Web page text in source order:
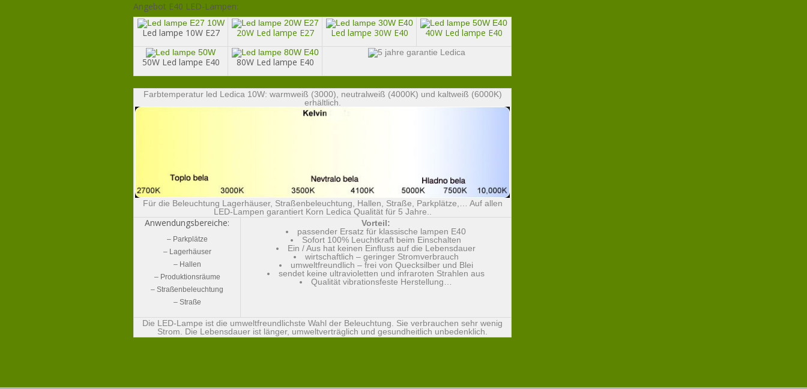
Angebot E40 LED-Lampen:
Led lampe 10W E27 20W Led lampe E27 Led lampe 30W E40 40W Led lampe E40
50W Led lampe E40 80W Led lampe E40
Farbtemperatur led Ledica 10W: warmweiß (3000), neutralweiß (4000K) und kaltweiß (6000K)
erhältlich.
Für die Beleuchtung Lagerhäuser, Straßenbeleuchtung, Hallen, Straße, Parkplätze,… Auf allen
LED-Lampen garantiert Korn Ledica Qualität für 5 Jahre..
Anwendungsbereiche:
– Parkplätze
– Lagerhäuser
– Hallen
– Produktionsräume
– Straßenbeleuchtung
– Straße
Vorteil:
passender Ersatz für klassische lampen E40
Sofort 100% Leuchtkraft beim Einschalten
Ein / Aus hat keinen Einfluss auf die Lebensdauer
wirtschaftlich – geringer Stromverbrauch
umweltfreundlich – frei von Quecksilber und Blei
sendet keine ultravioletten und infraroten Strahlen aus
Qualität vibrationsfeste Herstellung…
Die LED-Lampe ist die umweltfreundlichste Wahl der Beleuchtung. Sie verbrauchen sehr wenig
Strom. Die Lebensdauer ist länger, umweltverträglich und gesundheitlich unbedenklich.